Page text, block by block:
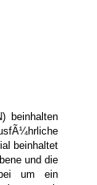
beinhalten
beinhaltet
und die
um ein